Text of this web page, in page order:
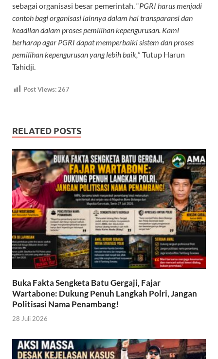
sebagai organisasi besar pemerintah. “PGRI harus menjadi
contoh bagi organisasi lainnya dalam hal transparansi dan
keadilan dalam proses pemilihan kepengurusan. Kami
berharap agar PGRI dapat memperbaiki sistem dan proses
pemilihan kepengurusan yang lebih baik,” Tutup Harun
Tahidji.
Post Views: 267
RELATED POSTS
Buka Fakta Sengketa Batu Gergaji, Fajar
Wartabone: Dukung Penuh Langkah Polri, Jangan
Politisasi Nama Penambang!
28 Juli 2026